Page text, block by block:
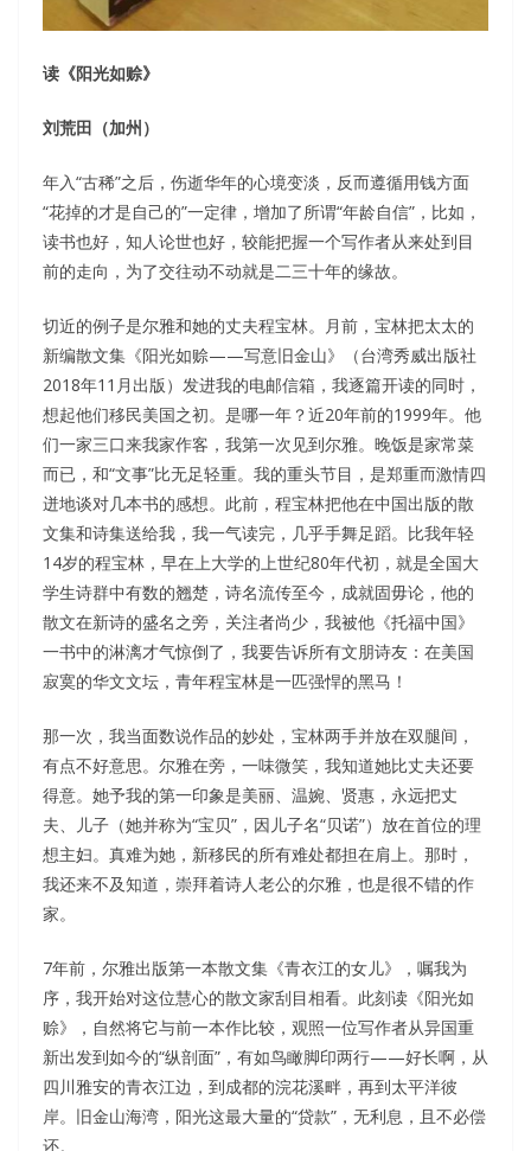
读《阳光如赊》
刘荒田（加州）
年入“古稀”之后，伤逝华年的心境变淡，反而遵循用钱方面
“花掉的才是自己的”一定律，增加了所谓“年龄自信”，比如，
读书也好，知人论世也好，较能把握一个写作者从来处到目
前的走向，为了交往动不动就是二三十年的缘故。
切近的例子是尔雅和她的丈夫程宝林。月前，宝林把太太的
新编散文集《阳光如赊——写意旧金山》（台湾秀威出版社
2018年11月出版）发进我的电邮信箱，我逐篇开读的同时，
想起他们移民美国之初。是哪一年？近20年前的1999年。他
们一家三口来我家作客，我第一次见到尔雅。晚饭是家常菜
而已，和“文事”比无足轻重。我的重头节目，是郑重而激情四
迸地谈对几本书的感想。此前，程宝林把他在中国出版的散
文集和诗集送给我，我一气读完，几乎手舞足蹈。比我年轻
14岁的程宝林，早在上大学的上世纪80年代初，就是全国大
学生诗群中有数的翘楚，诗名流传至今，成就固毋论，他的
散文在新诗的盛名之旁，关注者尚少，我被他《托福中国》
一书中的淋漓才气惊倒了，我要告诉所有文朋诗友：在美国
寂寞的华文文坛，青年程宝林是一匹强悍的黑马！
那一次，我当面数说作品的妙处，宝林两手并放在双腿间，
有点不好意思。尔雅在旁，一味微笑，我知道她比丈夫还要
得意。她予我的第一印象是美丽、温婉、贤惠，永远把丈
夫、儿子（她并称为“宝贝”，因儿子名“贝诺”）放在首位的理
想主妇。真难为她，新移民的所有难处都担在肩上。那时，
我还来不及知道，崇拜着诗人老公的尔雅，也是很不错的作
家。
7年前，尔雅出版第一本散文集《青衣江的女儿》，嘱我为
序，我开始对这位慧心的散文家刮目相看。此刻读《阳光如
赊》，自然将它与前一本作比较，观照一位写作者从异国重
新出发到如今的“纵剖面”，有如鸟瞰脚印两行——好长啊，从
四川雅安的青衣江边，到成都的浣花溪畔，再到太平洋彼
岸。旧金山海湾，阳光这最大量的“贷款”，无利息，且不必偿
还。